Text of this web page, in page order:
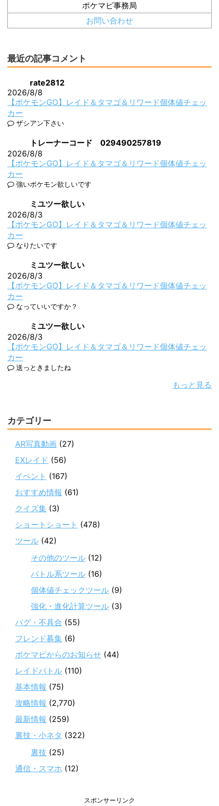
ポケマピ事務局
お問い合わせ
最近の記事コメント
rate2812
2026/8/8
【ポケモンGO】レイド＆タマゴ＆リワード個体値チェッ
カー
ザシアン下さい
トレーナーコード 029490257819
2026/8/8
【ポケモンGO】レイド＆タマゴ＆リワード個体値チェッ
カー
強いポケモン欲しいです
ミユツー欲しい
2026/8/3
【ポケモンGO】レイド＆タマゴ＆リワード個体値チェッ
カー
なりたいです
ミユツー欲しい
2026/8/3
【ポケモンGO】レイド＆タマゴ＆リワード個体値チェッ
カー
なっていいですか？
ミユツー欲しい
2026/8/3
【ポケモンGO】レイド＆タマゴ＆リワード個体値チェッ
カー
送っときましたね
もっと見る
カテゴリー
AR写真動画 (27)
EXレイド (56)
イベント (167)
おすすめ情報 (61)
クイズ集 (3)
ショートショート (478)
ツール (42)
その他のツール (12)
バトル系ツール (16)
個体値チェックツール (9)
強化・進化計算ツール (3)
バグ・不具合 (55)
フレンド募集 (6)
ポケマピからのお知らせ (44)
レイドバトル (110)
基本情報 (75)
攻略情報 (2,770)
最新情報 (259)
裏技・小ネタ (322)
裏技 (25)
通信・スマホ (12)
スポンサーリンク